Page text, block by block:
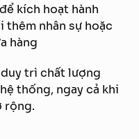
kích hoạt hành
nhân sự hoặc
hàng
trì chất lượng
thống, ngay cả khi
rộng.